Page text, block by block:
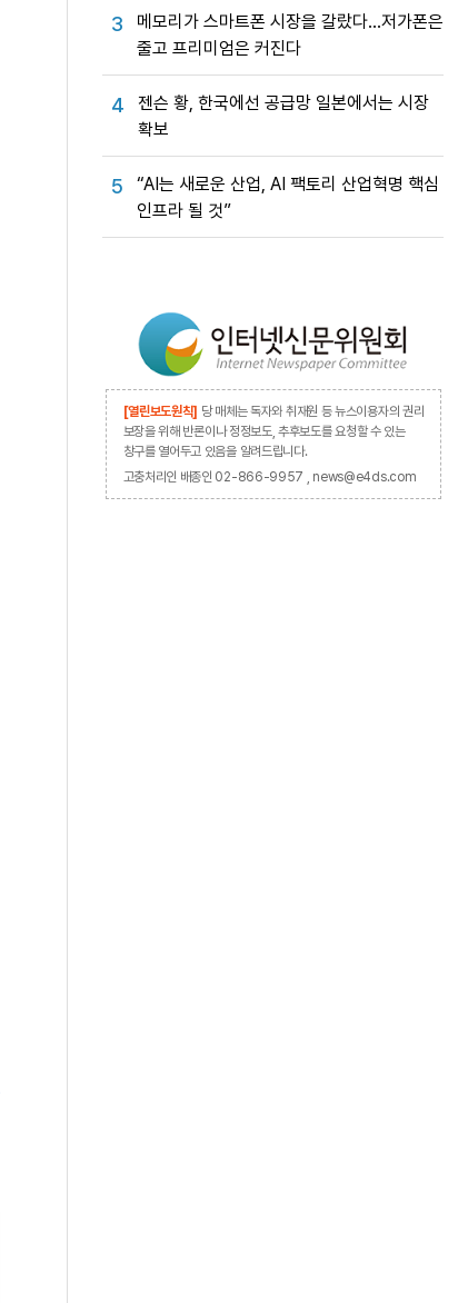
3
메모리가 스마트폰 시장을 갈랐다…저가폰은
줄고 프리미엄은 커진다
4
젠슨 황, 한국에선 공급망 일본에서는 시장
확보
5
“AI는 새로운 산업, AI 팩토리 산업혁명 핵심
인프라 될 것”
[열린보도원칙] 당 매체는 독자와 취재원 등 뉴스이용자의 권리
보장을 위해 반론이나 정정보도, 추후보도를 요청할 수 있는
창구를 열어두고 있음을 알려드립니다.
고충처리인 배종인 02-866-9957 , news@e4ds.com